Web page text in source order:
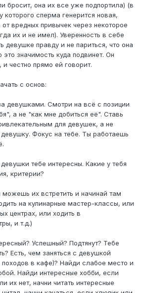
бросит, она их все уже подпортила) (в
которого сперма генерится новая,
вредных привычек через некоторое
их и не имел). Уверенность в себе
девушке правду и не париться, что она
значимость куда подвинет. Он
честно прямо ей говорит.
с основ:
девушками. Смотри на всё с позиции
а не "как мне добиться её". Ставь
для девушек, а не
Фокус на тебе. Ты работаешь
тебе интересны. Какие у тебя
критерии?
можешь их встретить и начинай там
на кулинарные мастер-классы, или
центрах, или ходить в
и т.д.)
Успешный? Подтянут? Тебе
Есть, чем заняться с девушкой
походов в кафе)? Найди слабое место и
Найди интересные хобби, если
их нет, начни читать интересные